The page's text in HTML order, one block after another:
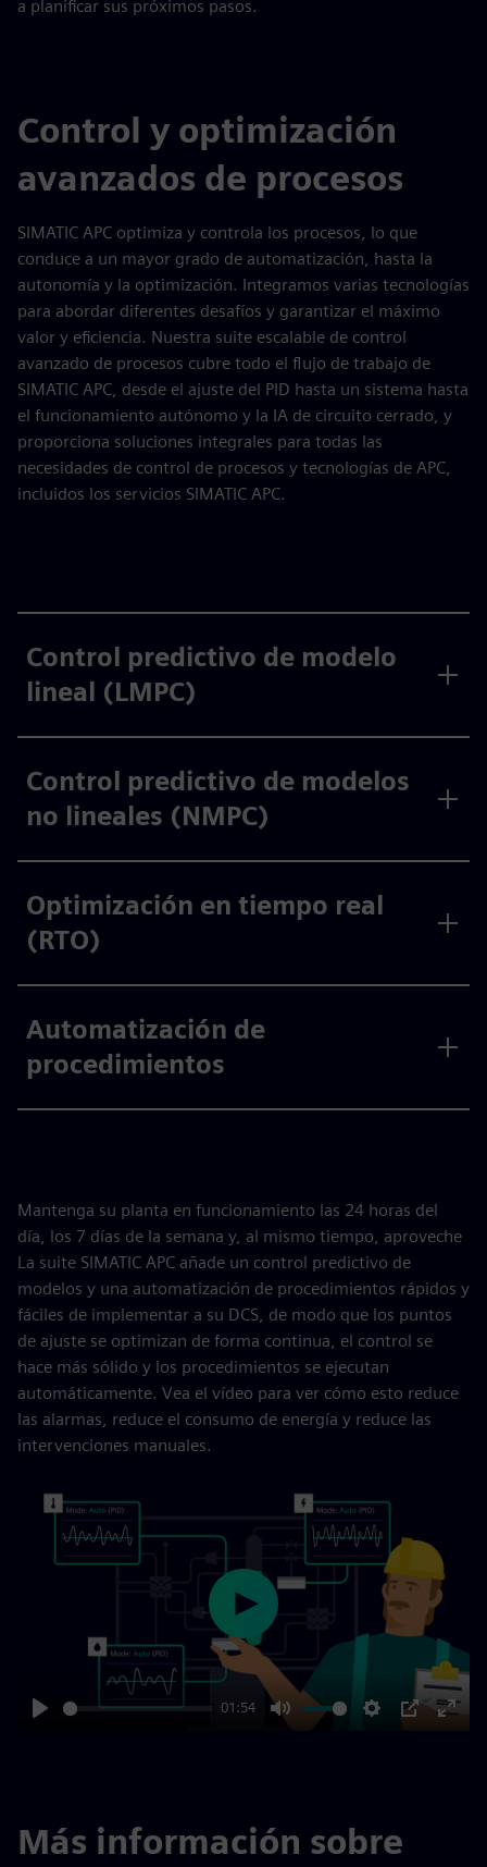
a planificar sus próximos pasos.
Control y optimización
avanzados de procesos
SIMATIC APC optimiza y controla los procesos, lo que
conduce a un mayor grado de automatización, hasta la
autonomía y la optimización. Integramos varias tecnologías
para abordar diferentes desafíos y garantizar el máximo
valor y eficiencia. Nuestra suite escalable de control
avanzado de procesos cubre todo el flujo de trabajo de
SIMATIC APC, desde el ajuste del PID hasta un sistema hasta
el funcionamiento autónomo y la IA de circuito cerrado, y
proporciona soluciones integrales para todas las
necesidades de control de procesos y tecnologías de APC,
incluidos los servicios SIMATIC APC.
Control predictivo de modelo
lineal (LMPC)
Control predictivo de modelos
no lineales (NMPC)
Optimización en tiempo real
(RTO)
Automatización de
procedimientos
Mantenga su planta en funcionamiento las 24 horas del
día, los 7 días de la semana y, al mismo tiempo, aproveche
La suite SIMATIC APC añade un control predictivo de
modelos y una automatización de procedimientos rápidos y
fáciles de implementar a su DCS, de modo que los puntos
de ajuste se optimizan de forma continua, el control se
hace más sólido y los procedimientos se ejecutan
automáticamente. Vea el vídeo para ver cómo esto reduce
las alarmas, reduce el consumo de energía y reduce las
intervenciones manuales.
01:54
Play
Más información sobre